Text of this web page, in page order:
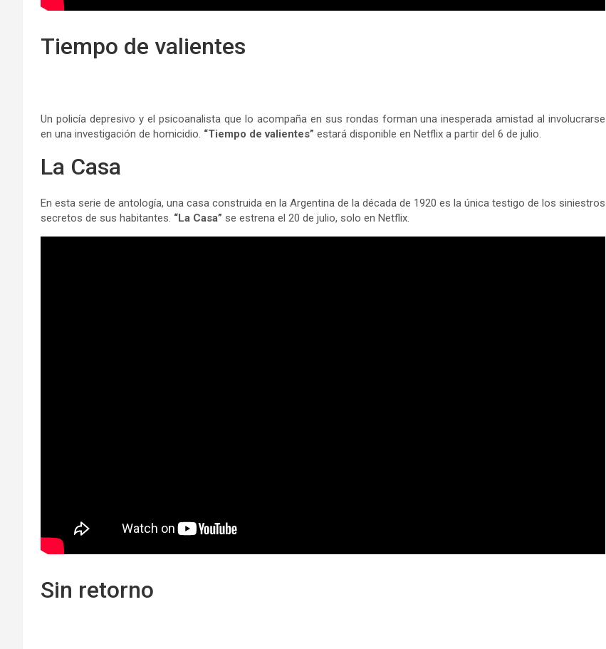
Tiempo de valientes
Un policía depresivo y el psicoanalista que lo acompaña en sus rondas forman una inesperada amistad al involucrarse
en una investigación de homicidio. “Tiempo de valientes” estará disponible en Netflix a partir del 6 de julio.
La Casa
En esta serie de antología, una casa construida en la Argentina de la década de 1920 es la única testigo de los siniestros
secretos de sus habitantes. “La Casa” se estrena el 20 de julio, solo en Netflix.
Sin retorno